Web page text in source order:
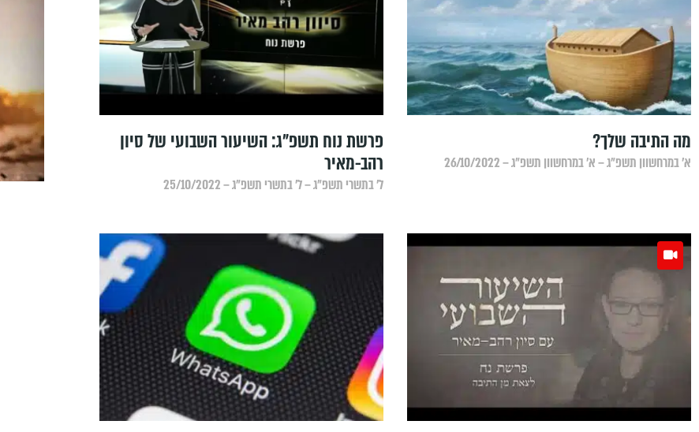
‏מה התיבה שלך?
א׳ במרחשוון תשפ״ג – א׳ במרחשוון תשפ״ג – 26/10/2022
פרשת נוח תשפ"ג: השיעור השבועי של סיון
רהב-מאיר
ל׳ בתשרי תשפ״ג – ל׳ בתשרי תשפ״ג – 25/10/2022